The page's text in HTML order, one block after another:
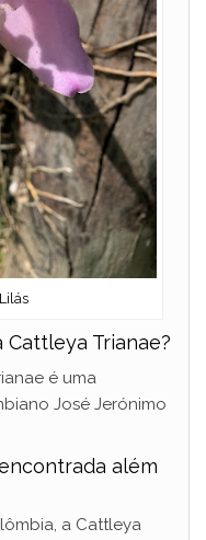
Trianae?
é uma
José Jerónimo
além
a Cattleya